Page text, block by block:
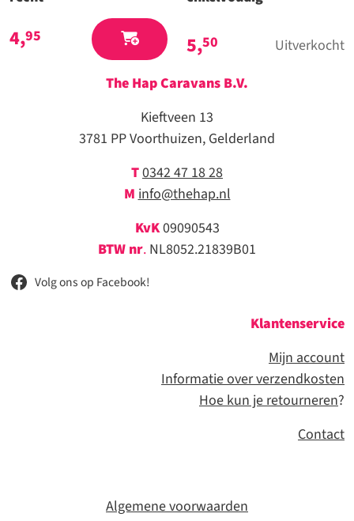
4,95 5,50
Uitverkocht
The Hap Caravans B.V.
Kieftveen 13
3781 PP Voorthuizen, Gelderland
T0342 47 18 28
M info@thehap.nl
KvK09090543
BTW nr. NL8052.21839B01
Volg ons op Facebook!
Klantenservice
Mijn account
Informatie over verzendkosten
Hoe kun je retourneren?
Contact
Algemene voorwaarden